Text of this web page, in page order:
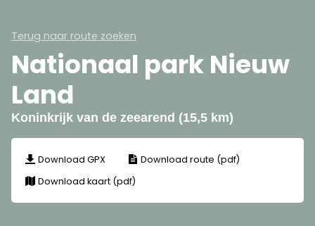
Terug naar route zoeken
Nationaal park Nieuw
Land
Koninkrijk van de zeearend (15,5 km)
Download GPX
Download route (pdf)
Download kaart (pdf)